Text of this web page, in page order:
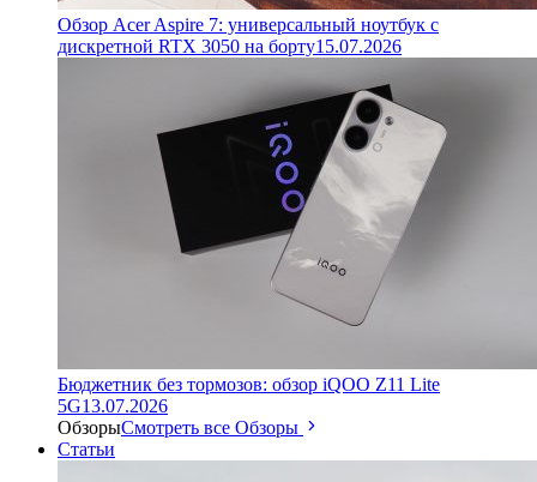
Обзор Acer Aspire 7: универсальный ноутбук с
дискретной RTX 3050 на борту15.07.2026
Бюджетник без тормозов: обзор iQOO Z11 Lite
5G13.07.2026
ОбзорыСмотреть все Обзоры
Статьи